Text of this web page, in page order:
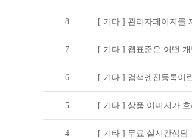
8 [ 기타 ] 관리자페이지를
7 [ 기타 ] 웹표준은 어떤
6 [ 기타 ] 검색엔진등록이
5 [ 기타 ] 상품 이미지가
4 [ 기타 ] 무료 실시간상담